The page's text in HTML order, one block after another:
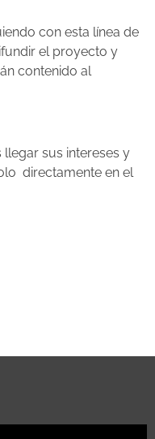
con esta línea de
el proyecto y
contenido al
sus intereses y
directamente en el